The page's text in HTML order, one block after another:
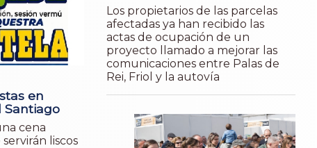
en
Santiago
cena
liscos
Los propietarios de las parcelas
afectadas ya han recibido las
actas de ocupación de un
proyecto llamado a mejorar las
comunicaciones entre Palas de
Rei, Friol y la autovía